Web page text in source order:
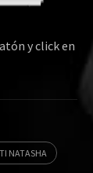
y click en
NATASHA